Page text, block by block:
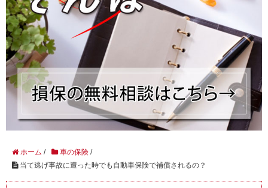
ホーム / 車の保険 /
当て逃げ事故に遭った時でも自動車保険で補償されるの？